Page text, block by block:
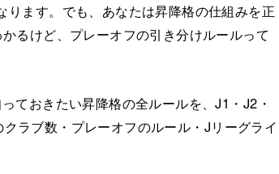
ます。でも、あなたは昇降格の仕組みを正
るけど、プレーオフの引き分けルールって
ておきたい昇降格の全ルールを、J1・J2・
ラブ数・プレーオフのルール・Jリーグライ